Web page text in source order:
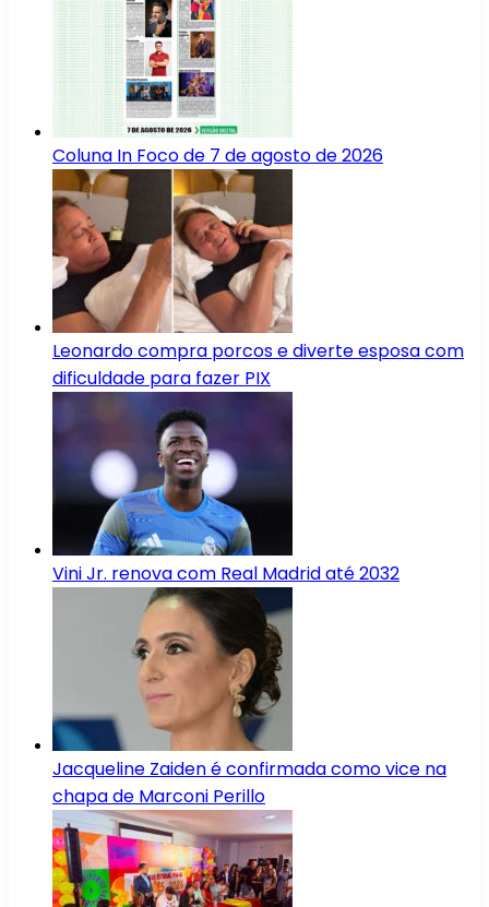
Coluna In Foco de 7 de agosto de 2026
Leonardo compra porcos e diverte esposa com
dificuldade para fazer PIX
Vini Jr. renova com Real Madrid até 2032
Jacqueline Zaiden é confirmada como vice na
chapa de Marconi Perillo